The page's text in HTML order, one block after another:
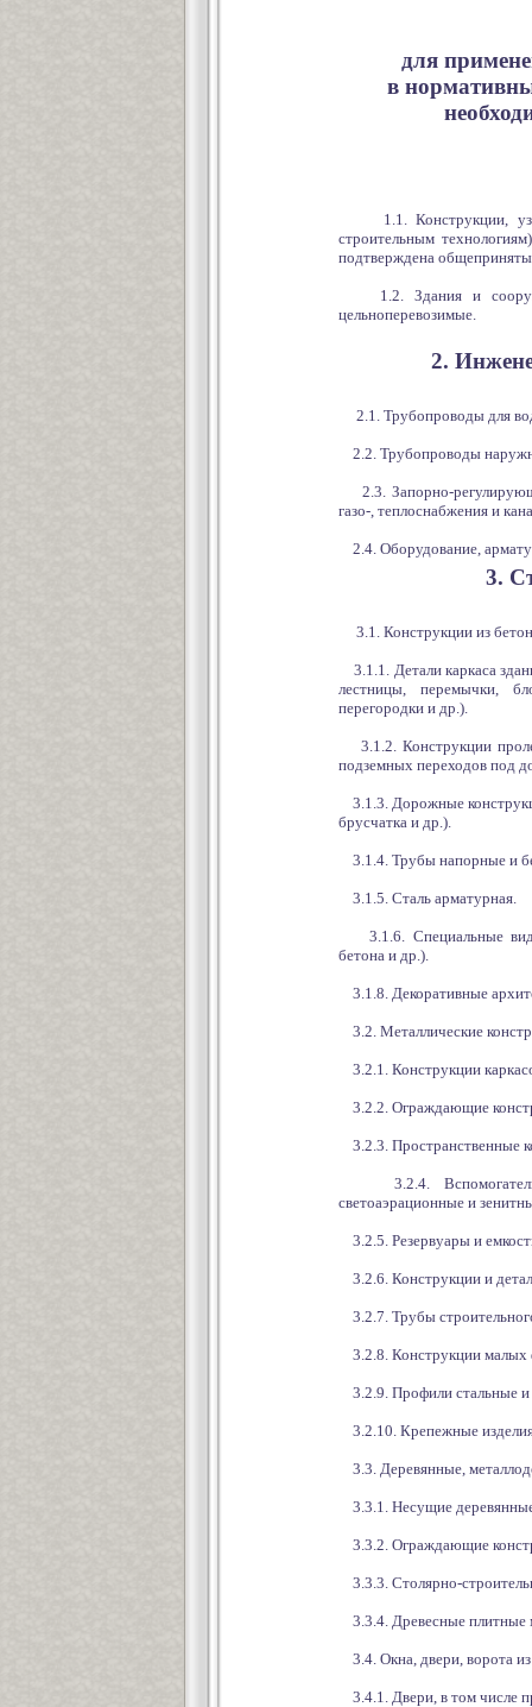
для
в
1.1. Конструкции,
строительным
подтверждена
1.2. Здания и
цельноперевозимые.
2.
2.1. Трубопроводы для
2.2. Трубопроводы
2.3. Запорно-
газо-, теплоснабжения и
2.4. Оборудование,
3.
3.1. Конструкции из
3.1.1. Детали каркаса
лестницы, перемычки,
перегородки и др.).
3.1.2. Конструкции
подземных переходов под
3.1.3. Дорожные
брусчатка и др.).
3.1.4. Трубы напорные и
3.1.5. Сталь арматурная.
3.1.6. Специальные виды
бетона и др.).
3.1.8. Декоративные
3.2. Металлические
3.2.1. Конструкции
3.2.2. Ограждающие
3.2.3. Пространственные
3.2.4.
светоаэрационные и
3.2.5. Резервуары и
3.2.6. Конструкции и
3.2.7. Трубы
3.2.8. Конструкции малых
3.2.9. Профили стальные
3.2.10. Крепежные
3.3. Деревянные,
3.3.1. Несущие
3.3.2. Ограждающие
3.3.3. Столярно-
3.3.4. Древесные плитные
3.4. Окна, двери, ворота
3.4.1. Двери, в том числе